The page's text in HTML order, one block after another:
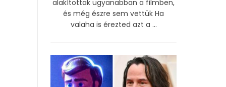
alakítottak ugyanabban a filmben,
és még észre sem vettük Ha
valaha is érezted azt a ...